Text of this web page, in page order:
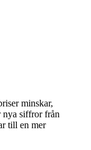
minskar,
nya siffror från
till en mer